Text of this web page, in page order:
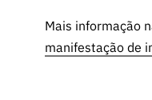
Mais informação
manifestação de